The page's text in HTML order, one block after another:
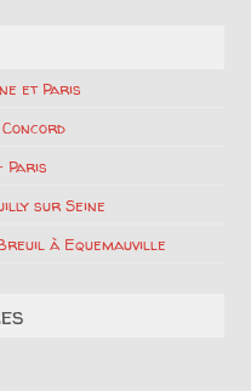
et Paris
Paris
sur Seine
à Equemauville